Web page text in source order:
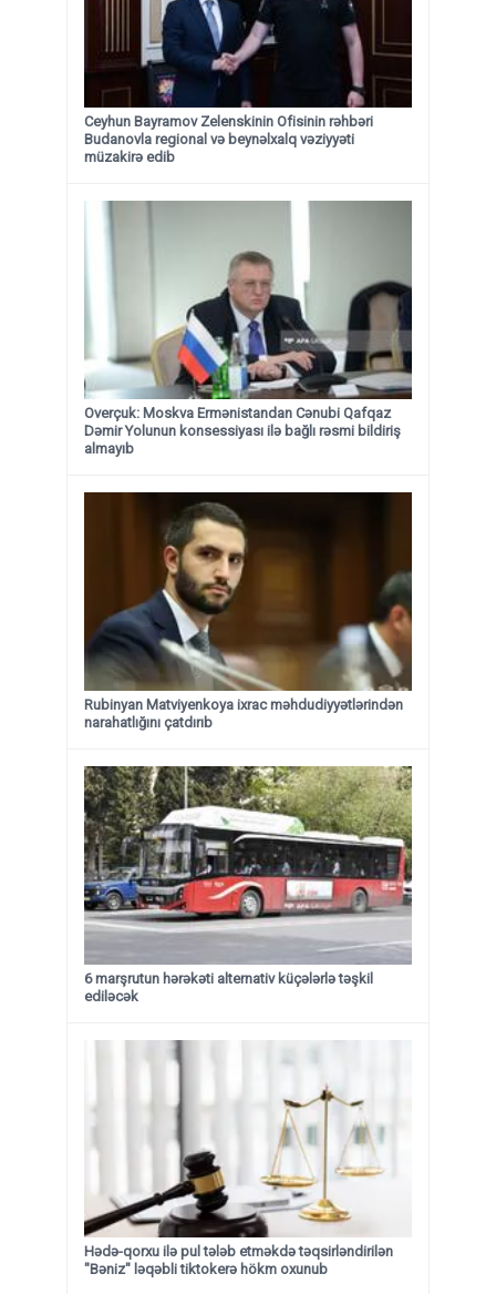
Ceyhun Bayramov Zelenskinin Ofisinin rəhbəri
Budanovla regional və beynəlxalq vəziyyəti
müzakirə edib
Overçuk: Moskva Ermənistandan Cənubi Qafqaz
Dəmir Yolunun konsessiyası ilə bağlı rəsmi bildiriş
almayıb
Rubinyan Matviyenkoya ixrac məhdudiyyətlərindən
narahatlığını çatdırıb
6 marşrutun hərəkəti alternativ küçələrlə təşkil
ediləcək
Hədə-qorxu ilə pul tələb etməkdə təqsirləndirilən
"Bəniz" ləqəbli tiktokerə hökm oxunub